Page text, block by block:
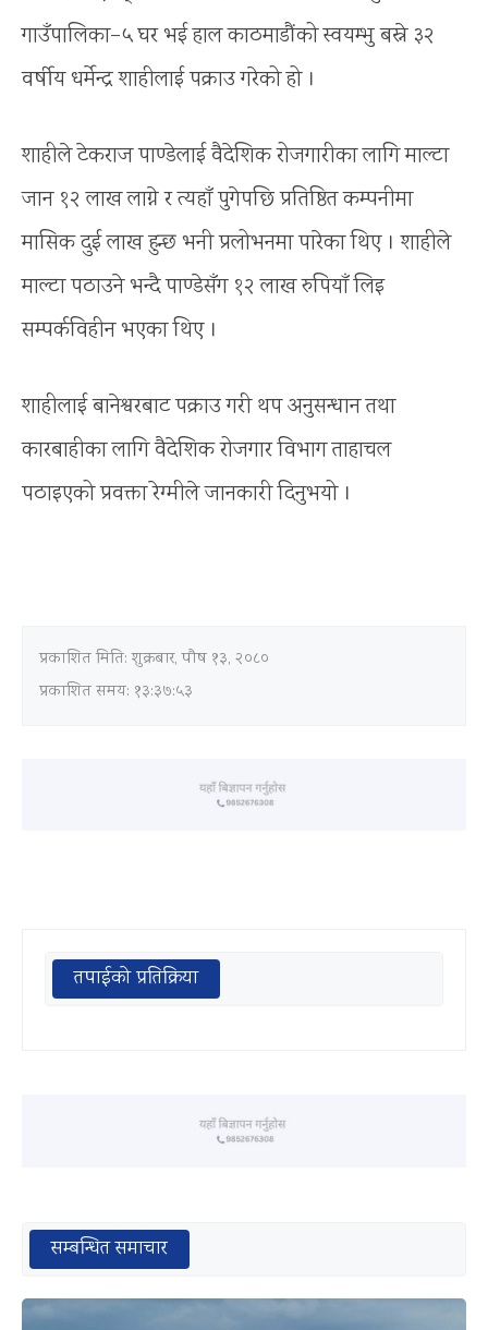
गाउँपालिका–५ घर भई हाल काठमाडौंको स्वयम्भु बस्ने ३२
वर्षीय धर्मेन्द्र शाहीलाई पक्राउ गरेको हो ।
शाहीले टेकराज पाण्डेलाई वैदेशिक रोजगारीका लागि माल्टा
जान १२ लाख लाग्ने र त्यहाँ पुगेपछि प्रतिष्ठित कम्पनीमा
मासिक दुई लाख हुन्छ भनी प्रलोभनमा पारेका थिए । शाहीले
माल्टा पठाउने भन्दै पाण्डेसँग १२ लाख रुपियाँ लिइ
सम्पर्कविहीन भएका थिए ।
शाहीलाई बानेश्वरबाट पक्राउ गरी थप अनुसन्धान तथा
कारबाहीका लागि वैदेशिक रोजगार विभाग ताहाचल
पठाइएको प्रवक्ता रेग्मीले जानकारी दिनुभयो ।
प्रकाशित मिति:शुक्रबार, पौष १३, २०८०
प्रकाशित समय: १३:३७:५३
तपाईको प्रतिक्रिया
सम्बन्धित समाचार